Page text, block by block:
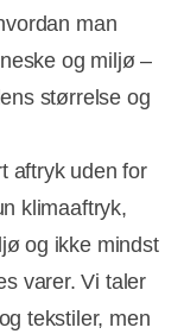
man
og miljø –
størrelse og
aftryk uden for
klimaaftryk,
og ikke mindst
varer. Vi taler
tekstiler, men